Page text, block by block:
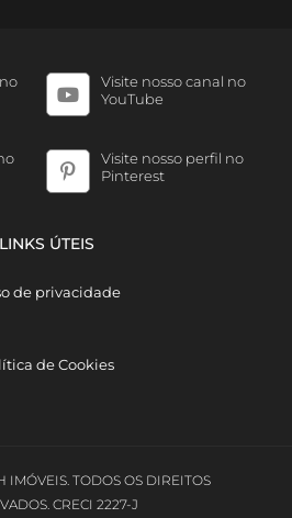
Visite nosso canal no
YouTube
Visite nosso perfil no
Pinterest
LINKS ÚTEIS
de privacidade
de Cookies
IMÓVEIS. TODOS OS DIREITOS
CRECI 2227-J